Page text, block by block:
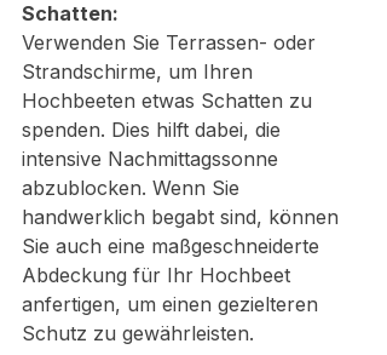
Schatten:
Verwenden Sie Terrassen- oder
Strandschirme, um Ihren
Hochbeeten etwas Schatten zu
spenden. Dies hilft dabei, die
intensive Nachmittagssonne
abzublocken. Wenn Sie
handwerklich begabt sind, können
Sie auch eine maßgeschneiderte
Abdeckung für Ihr Hochbeet
anfertigen, um einen gezielteren
Schutz zu gewährleisten.